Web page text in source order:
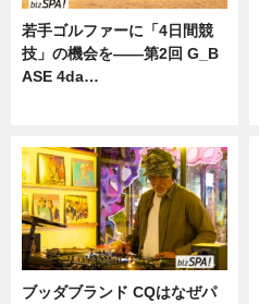
若手ゴルファーに「4日間競
技」の機会を——第2回 G_B
ASE 4da…
ブッダブランド CQはなぜパ